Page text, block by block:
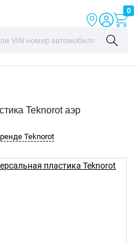
0
Teknorot аэр
Teknorot